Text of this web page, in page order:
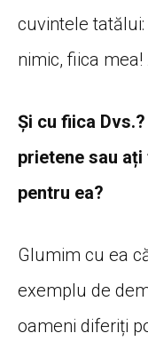
cuvintele
nimic, fiica mea!
Și cu fiica
prietene sau
pentru ea?
Glumim cu ea
exemplu de
oameni diferiți